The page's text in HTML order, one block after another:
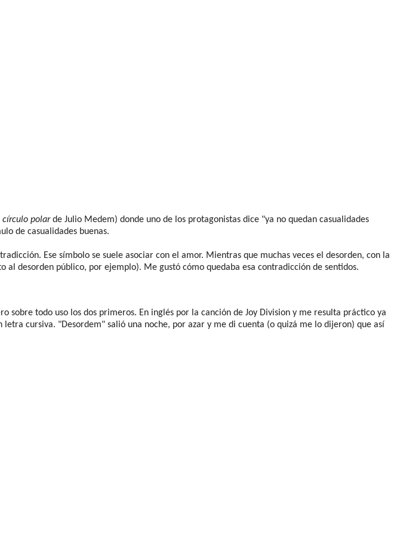
círculo polarde Julio Medem) donde uno de los protagonistas dice "ya no quedan casualidades
de casualidades buenas.
Ese símbolo se suele asociar con el amor. Mientras que muchas veces el desorden, con la
desorden público, por ejemplo). Me gustó cómo quedaba esa contradicción de sentidos.
todo uso los dos primeros. En inglés por la canción de Joy Division y me resulta práctico ya
cursiva. "Desordem" salió una noche, por azar y me di cuenta (o quizá me lo dijeron) que así